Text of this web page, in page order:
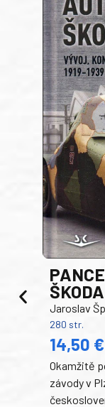
ŠKODA
Jaroslav
280 str.
14,50
Okamžitě
závody v